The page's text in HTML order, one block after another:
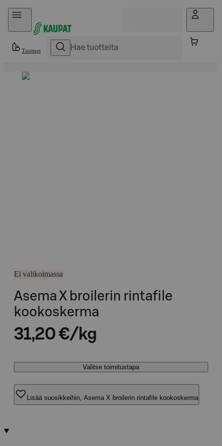
Hyppää sisältöön
Tuotteet
Ei valikoimassa
Asema X broilerin rintafile
kookoskerma
31,20 €/kg
Valitse toimitustapa
Lisää suosikkeihin, Asema X broilerin rintafile kookoskerma